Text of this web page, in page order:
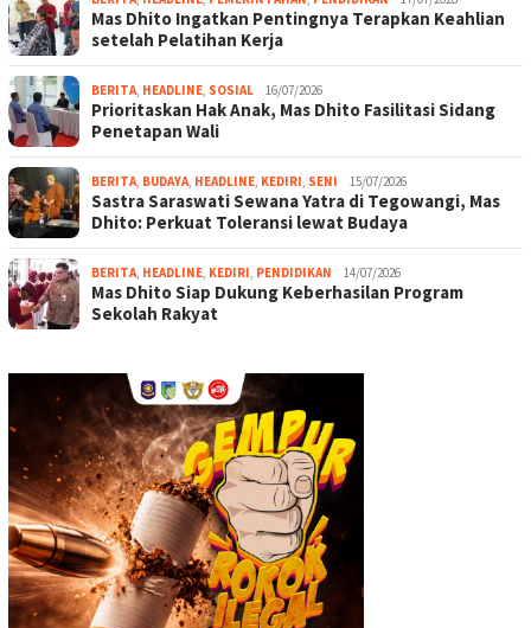
Mas Dhito Ingatkan Pentingnya Terapkan Keahlian
setelah Pelatihan Kerja
BERITA, HEADLINE, SOSIAL 16/07/2026
Prioritaskan Hak Anak, Mas Dhito Fasilitasi Sidang
Penetapan Wali
BERITA, BUDAYA, HEADLINE, KEDIRI, SENI 15/07/2026
Sastra Saraswati Sewana Yatra di Tegowangi, Mas
Dhito: Perkuat Toleransi lewat Budaya
BERITA, HEADLINE, KEDIRI, PENDIDIKAN 14/07/2026
Mas Dhito Siap Dukung Keberhasilan Program
Sekolah Rakyat